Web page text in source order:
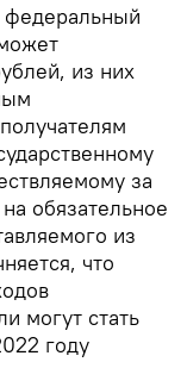
федеральный
из них
за
обязательное
из
что
могут стать
году